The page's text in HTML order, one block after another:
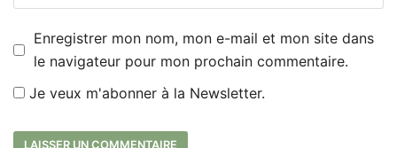
Enregistrer mon nom, mon e-mail et mon site dans
le navigateur pour mon prochain commentaire.
Je veux m'abonner à la Newsletter.